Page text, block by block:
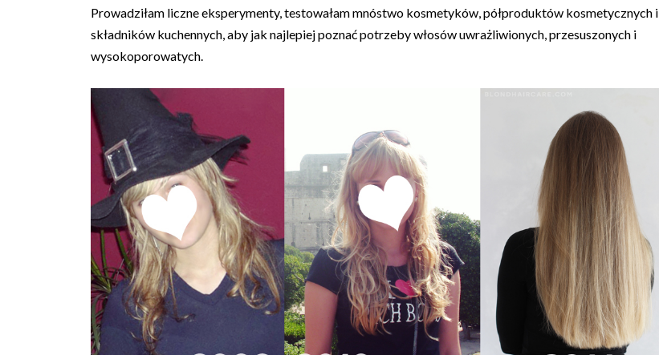
Prowadziłam liczne eksperymenty, testowałam mnóstwo kosmetyków, półproduktów kosmetycznych i
składników kuchennych, aby jak najlepiej poznać potrzeby włosów uwrażliwionych, przesuszonych i
wysokoporowatych.